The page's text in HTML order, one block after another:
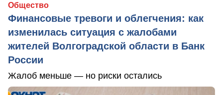
Общество
Финансовые тревоги и облегчения: как
изменилась ситуация с жалобами
жителей Волгоградской области в Банк
России
Жалоб меньше — но риски остались